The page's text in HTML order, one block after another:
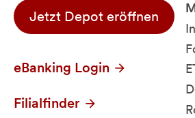
Jetzt Depot eröffnen
eBanking Login
Filialfinder